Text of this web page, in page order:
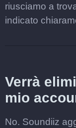
riusciamo a
indicato
Verrà
mio
No. Soundiiz